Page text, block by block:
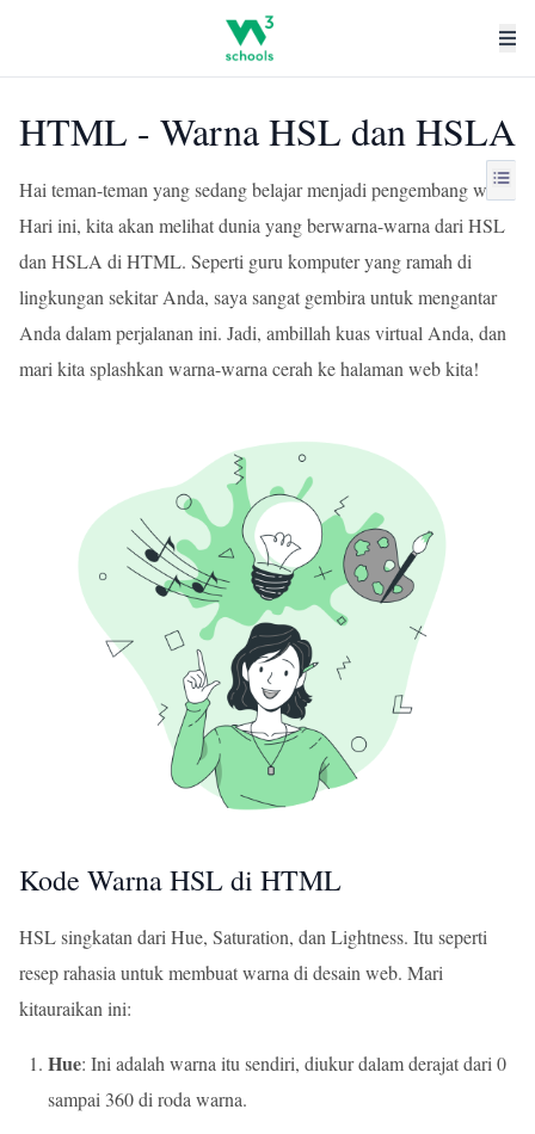
HTML - Warna HSL dan HSLA
Hai teman-teman yang sedang belajar menjadi pengembang web!
Hari ini, kita akan melihat dunia yang berwarna-warna dari HSL
dan HSLA di HTML. Seperti guru komputer yang ramah di
lingkungan sekitar Anda, saya sangat gembira untuk mengantar
Anda dalam perjalanan ini. Jadi, ambillah kuas virtual Anda, dan
mari kita splashkan warna-warna cerah ke halaman web kita!
Kode Warna HSL di HTML
HSL singkatan dari Hue, Saturation, dan Lightness. Itu seperti
resep rahasia untuk membuat warna di desain web. Mari
kitauraikan ini:
Hue: Ini adalah warna itu sendiri, diukur dalam derajat dari 0
sampai 360 di roda warna.